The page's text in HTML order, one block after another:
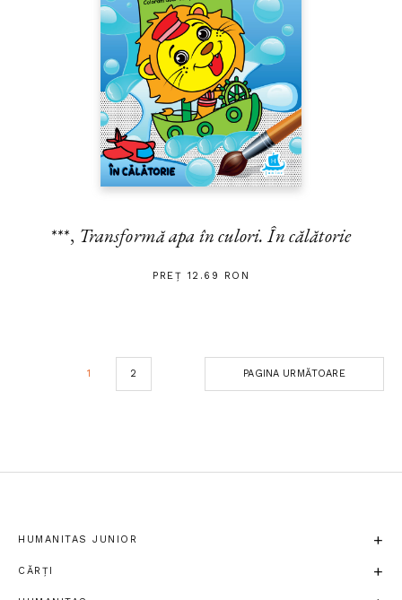
***, Transformă apa în culori. În călătorie
PREȚ 12.69 RON
1 2 PAGINA URMĂTOARE
HUMANITAS JUNIOR
CĂRȚI